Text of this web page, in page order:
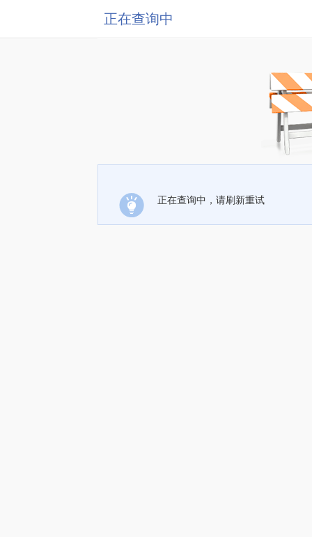
正在查询中
正在查询中，请刷新重试